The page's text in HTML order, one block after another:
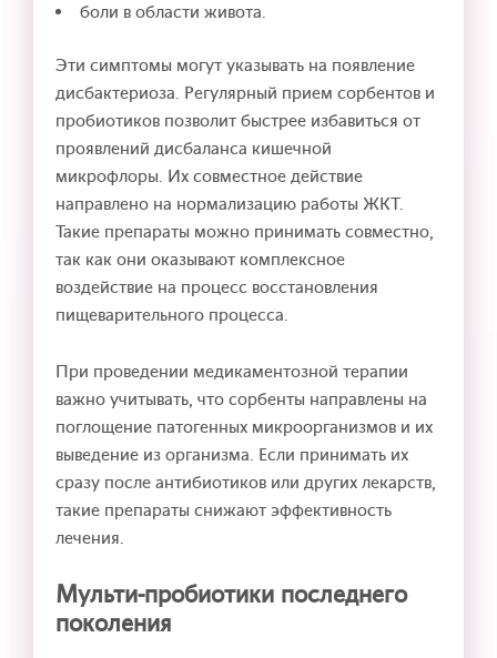
боли в области живота.
Эти симптомы могут указывать на появление
дисбактериоза. Регулярный прием сорбентов и
пробиотиков позволит быстрее избавиться от
проявлений дисбаланса кишечной
микрофлоры. Их совместное действие
направлено на нормализацию работы ЖКТ.
Такие препараты можно принимать совместно,
так как они оказывают комплексное
воздействие на процесс восстановления
пищеварительного процесса.
При проведении медикаментозной терапии
важно учитывать, что сорбенты направлены на
поглощение патогенных микроорганизмов и их
выведение из организма. Если принимать их
сразу после антибиотиков или других лекарств,
такие препараты снижают эффективность
лечения.
Мульти-пробиотики последнего
поколения